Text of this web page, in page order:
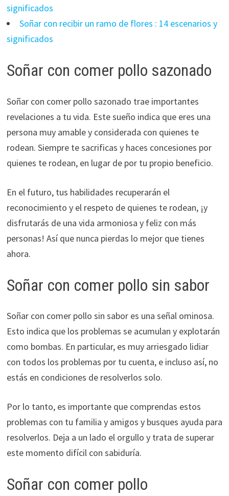
significados
Soñar con recibir un ramo de flores : 14 escenarios y
significados
Soñar con comer pollo sazonado
Soñar con comer pollo sazonado trae importantes
revelaciones a tu vida. Este sueño indica que eres una
persona muy amable y considerada con quienes te
rodean. Siempre te sacrificas y haces concesiones por
quienes te rodean, en lugar de por tu propio beneficio.
En el futuro, tus habilidades recuperarán el
reconocimiento y el respeto de quienes te rodean, ¡y
disfrutarás de una vida armoniosa y feliz con más
personas! Así que nunca pierdas lo mejor que tienes
ahora.
Soñar con comer pollo sin sabor
Soñar con comer pollo sin sabor es una señal ominosa.
Esto indica que los problemas se acumulan y explotarán
como bombas. En particular, es muy arriesgado lidiar
con todos los problemas por tu cuenta, e incluso así, no
estás en condiciones de resolverlos solo.
Por lo tanto, es importante que comprendas estos
problemas con tu familia y amigos y busques ayuda para
resolverlos. Deja a un lado el orgullo y trata de superar
este momento difícil con sabiduría.
Soñar con comer pollo